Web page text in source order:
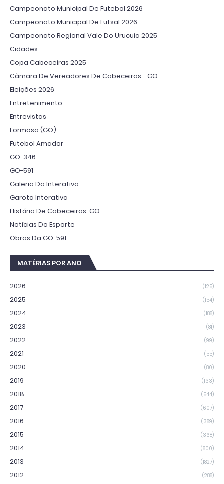
Campeonato Municipal De Futebol 2026
Campeonato Municipal De Futsal 2026
Campeonato Regional Vale Do Urucuia 2025
Cidades
Copa Cabeceiras 2025
Câmara De Vereadores De Cabeceiras - GO
Eleições 2026
Entretenimento
Entrevistas
Formosa (GO)
Futebol Amador
GO-346
GO-591
Galeria Da Interativa
Garota Interativa
História De Cabeceiras-GO
Notícias Do Esporte
Obras Da GO-591
MATÉRIAS POR ANO
2026 (125)
2025 (154)
2024 (188)
2023 (81)
2022 (99)
2021 (55)
2020 (80)
2019 (133)
2018 (544)
2017 (607)
2016 (389)
2015 (368)
2014 (800)
2013 (1827)
2012 (288)